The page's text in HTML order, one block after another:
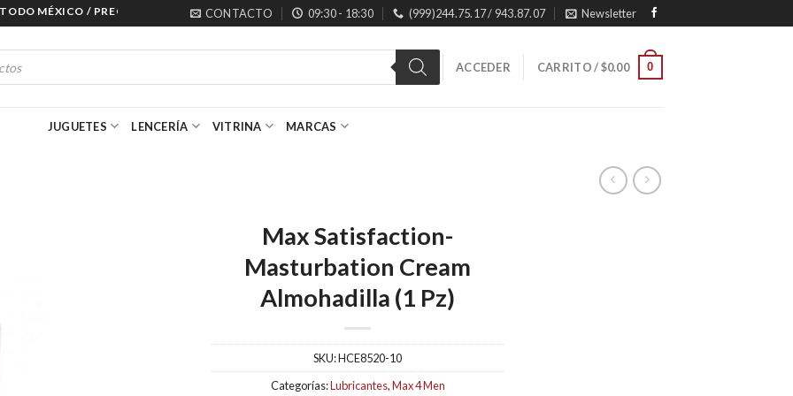
MÉXICO / PRECIOS ESPECIALES PARA MAYORISTAS
CONTACTO 09:30 - 18:30 (999)244.75.17 / 943.87.07 Newsletter
ACCEDER CARRITO /$0.00 0
JUGUETES LENCERÍA VITRINA MARCAS
Max Satisfaction-
Masturbation Cream
Almohadilla (1 Pz)
SKU:HCE8520-10
Categorías:Lubricantes,Max 4 Men